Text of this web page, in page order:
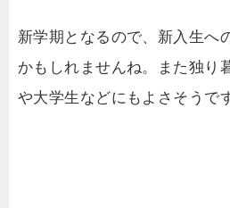
新学期となるので、新入生へ
かもしれませんね。また独り
や大学生などにもよさそうで